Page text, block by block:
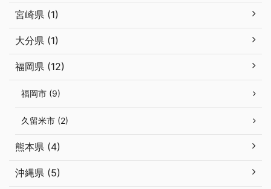
宮崎県 (1)
大分県 (1)
福岡県 (12)
福岡市 (9)
久留米市 (2)
熊本県 (4)
沖縄県 (5)